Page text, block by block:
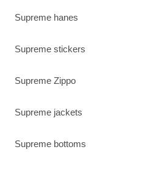
Supreme hanes
Supreme stickers
Supreme Zippo
Supreme jackets
Supreme bottoms